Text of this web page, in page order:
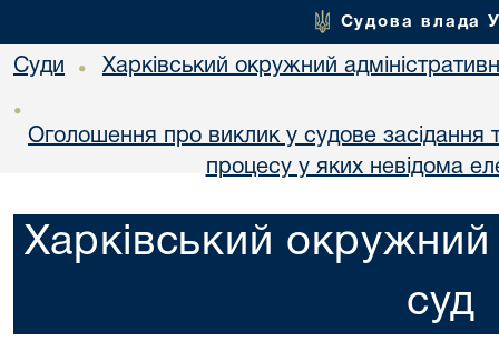
Судова влада
Суди • Харківський окружний
•
Оголошення про виклик у судове засідання
процесу у яких невідома
Харківський окружний
суд